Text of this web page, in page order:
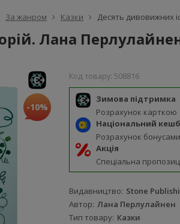
За жанром Казки Десять дивовижних
Лана
-10%
Код товару: 508816
Зимова підтримка
Розрахунок карткою
Національний
Розрахунок бонусами
Акція
Спеціальна
Видавництво Stone
Автор Лана Перлулайнен
Тип товару Казки